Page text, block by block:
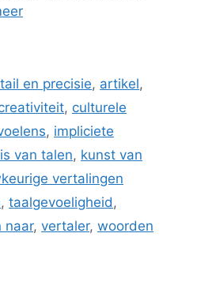
en precisie, artikel,
, culturele
, impliciete
van talen, kunst van
vertalingen
, taalgevoeligheid,
naar, vertaler, woorden